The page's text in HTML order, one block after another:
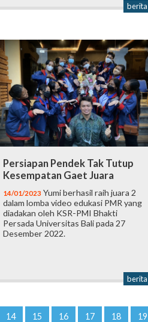
berita
Persiapan Pendek Tak Tutup
Kesempatan Gaet Juara
14/01/2023 Yumi berhasil raih juara 2
dalam lomba video edukasi PMR yang
diadakan oleh KSR-PMI Bhakti
Persada Universitas Bali pada 27
Desember 2022.
berita
14 15 16 17 18 19